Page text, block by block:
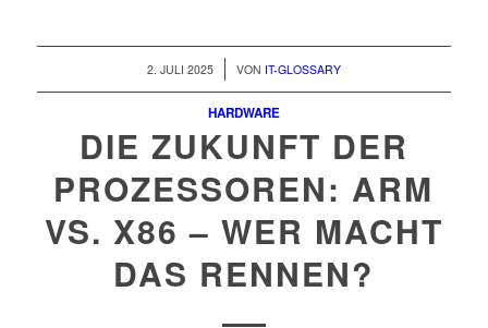
2. JULI 2025 VON IT-GLOSSARY
HARDWARE
DIE ZUKUNFT DER
PROZESSOREN: ARM
VS. X86 – WER MACHT
DAS RENNEN?